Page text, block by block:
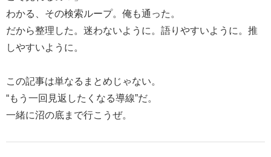
わかる、その検索ループ。俺も通った。
だから整理した。迷わないように。語りやすいように。推
しやすいように。
この記事は単なるまとめじゃない。
“もう一回見返したくなる導線”だ。
一緒に沼の底まで行こうぜ。